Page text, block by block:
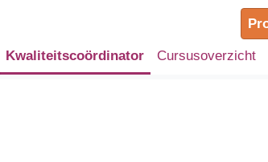
Kwaliteitscoördinator Cursusoverzicht